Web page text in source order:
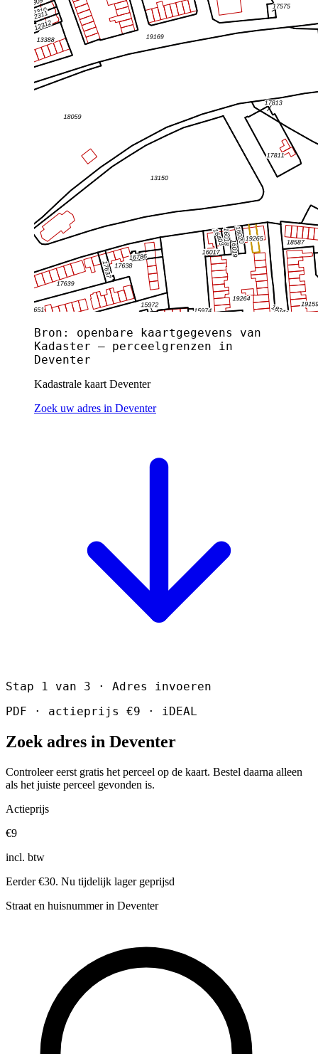
Bron: openbare kaartgegevens van
Kadaster — perceelgrenzen in
Deventer
Kadastrale kaart Deventer
Zoek uw adres in Deventer
Stap 1 van 3 · Adres invoeren
PDF · actieprijs €9 · iDEAL
Zoek adres in Deventer
Controleer eerst gratis het perceel op de kaart. Bestel daarna alleen
als het juiste perceel gevonden is.
Actieprijs
€9
incl. btw
Eerder €30. Nu tijdelijk lager geprijsd
Straat en huisnummer in Deventer